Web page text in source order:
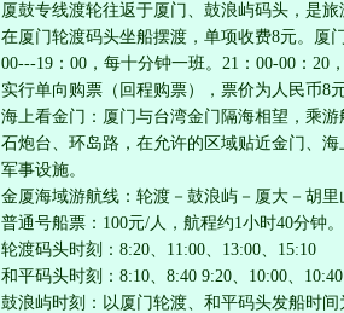
厦鼓专线渡轮往返于厦门、鼓浪屿码头，是
在厦门轮渡码头坐船摆渡，单项收费8元。厦
00---19：00，每十分钟一班。21：00-00：20
实行单向购票（回程购票），票价为人民币8
海上看金门：厦门与台湾金门隔海相望，乘
石炮台、环岛路，在允许的区域贴近金门、
军事设施。
金厦海域游航线：轮渡－鼓浪屿－厦大－胡
普通号船票：100元/人，航程约1小时40分钟。
轮渡码头时刻：8:20、11:00、13:00、15:10
和平码头时刻：8:10、8:40 9:20、10:00、
鼓浪屿时刻：以厦门轮渡、和平码头发船时